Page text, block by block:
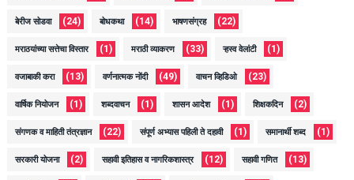
बेरीज सोडवा (24) बोधकथा (14) भाषणसंग्रह (22)
मराठयांच्या सत्तेचा विस्तार (1) मराठी व्याकरण (33) ऱ्हस्व वेलांटी (1)
वजाबाकी करा (13) वर्णनात्मक नोंदी (49) वाचन व्हिडिओ (23)
वार्षिक नियोजन (1) शब्दवाचन (1) शासन आदेश (1) शिक्षकदिन (2)
संगणक व माहिती तंत्रज्ञान (22) संपूर्ण अभ्यास पहिली ते दहावी (1) समानार्थी शब्द (1)
सरकारी योजना (2) सहावी इतिहास व नागरिकशास्त्र (12) सहावी गणित (13)